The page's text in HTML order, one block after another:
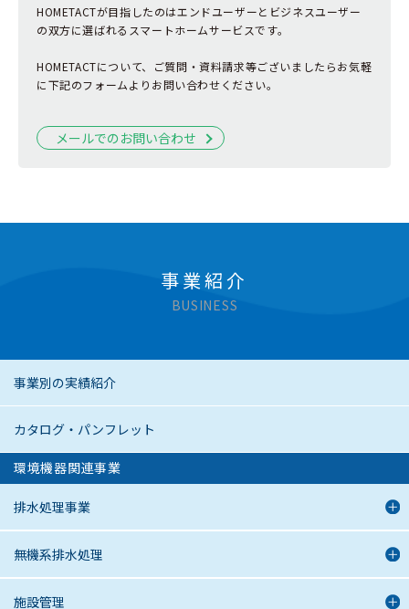
事業紹介
BUSINESS
事業別の実績紹介
カタログ・パンフレット
環境機器関連事業
排水処理事業
無機系排水処理
施設管理
HOMETACTが目指したのはエンドユーザーとビジネスユーザー
の双方に選ばれるスマートホームサービスです。
HOMETACTについて、ご質問・資料請求等ございましたらお気軽
に下記のフォームよりお問い合わせください。
メールでのお問い合わせ